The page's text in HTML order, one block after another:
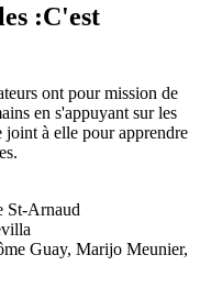
:C'est
ont pour mission de
en s'appuyant sur les
joint à elle pour apprendre
St-Arnaud
Guay, Marijo Meunier,